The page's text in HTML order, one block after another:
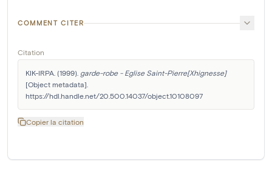
COMMENT CITER
Citation
KIK-IRPA. (1999). garde-robe - Eglise Saint-Pierre[Xhignesse]
[Object metadata].
https://hdl.handle.net/20.500.14037/object.10108097
Copier la citation